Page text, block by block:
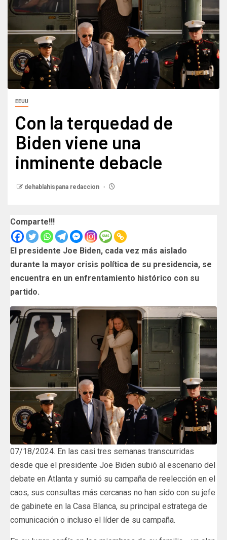
EEUU
Con la terquedad de
Biden viene una
inminente debacle
dehablahispana redaccion
Comparte!!!
El presidente Joe Biden, cada vez más aislado
durante la mayor crisis política de su presidencia, se
encuentra en un enfrentamiento histórico con su
partido.
07/18/2024. En las casi tres semanas transcurridas
desde que el presidente Joe Biden subió al escenario del
debate en Atlanta y sumió su campaña de reelección en el
caos, sus consultas más cercanas no han sido con su jefe
de gabinete en la Casa Blanca, su principal estratega de
comunicación o incluso el líder de su campaña.